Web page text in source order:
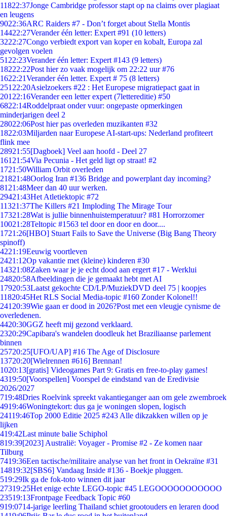
11822:37Jonge Cambridge professor stapt op na claims over plagiaat
en leugens
9022:36ARC Raiders #7 - Don’t forget about Stella Montis
14422:27Verander één letter: Expert #91 (10 letters)
3222:27Congo verbiedt export van koper en kobalt, Europa zal
gevolgen voelen
51 22:23Verander één letter: Expert #143 (9 letters)
18222:22Post hier zo vaak mogelijk om 22:22 uur #76
1622:21Verander één letter. Expert # 75 (8 letters)
251 22:20Asielzoekers #22 : Het Europese migratiepact gaat in
201 22:16Verander een letter expert (7lettereditie) #50
6822:14Roddelpraat onder vuur: ongepaste opmerkingen
minderjarigen deel 2
28022:06Post hier pas overleden muzikanten #32
1822:03Miljarden naar Europese AI-start-ups: Nederland profiteert
flink mee
28921:55[Dagboek] Veel aan hoofd - Deel 27
161 21:54Via Pecunia - Het geld ligt op straat! #2
1721:50William Orbit overleden
21821:48Oorlog Iran #136 Bridge and powerplant day incoming?
81 21:48Meer dan 40 uur werken.
29421:43Het Atletiektopic #72
11321:37The Killers #21 Imploding The Mirage Tour
17321:28Wat is jullie binnenhuistemperatuur? #81 Horrorzomer
10021:28Teltopic #1563 tel door en door en door....
1721:26[HBO] Stuart Fails to Save the Universe (Big Bang Theory
spinoff)
4221:19Eeuwig voortleven
2421:12Op vakantie met (kleine) kinderen #30
14321:08Zaken waar je je echt dood aan ergert #17 - Werklui
24820:58Afbeeldingen die je gemaakt hebt met AI
17920:53Laatst gekochte CD/LP/MuziekDVD deel 75 | koopjes
11820:45Het RLS Social Media-topic #160 Zonder Kolonel!!
241 20:39Wie gaan er dood in 2026?Post met een vleugje cynisme de
overledenen.
4420:30GGZ heeft mij gezond verklaard.
2320:29Capibara's wandelen doodleuk het Braziliaanse parlement
binnen
25720:25[UFO/UAP] #16 The Age of Disclosure
13720:20[Wielrennen #616] Brennan!
1020:13[gratis] Videogames Part 9: Gratis en free-to-play games!
4319:50[Voorspellen] Voorspel de eindstand van de Eredivisie
2026/2027
719:48Dries Roelvink spreekt vakantieganger aan om gele zwembroek
4919:46Woningtekort: dus ga je woningen slopen, logisch
24119:46Top 2000 Editie 2025 #243 Alle dikzakken willen op je
lijken
419:42Last minute balie Schiphol
819:39[2023] Australië: Voyager - Promise #2 - Ze komen naar
Tilburg
7419:36Een tactische/militaire analyse van het front in Oekraïne #31
14819:32[SBS6] Vandaag Inside #136 - Boekje pluggen.
519:29Ik ga de fok-toto winnen dit jaar
27319:25Het enige echte LEGO-topic #45 LEGOOOOOOOOOOO
23519:13Frontpage Feedback Topic #60
919:0714-jarige leerling Thailand schiet grootouders en leraren dood